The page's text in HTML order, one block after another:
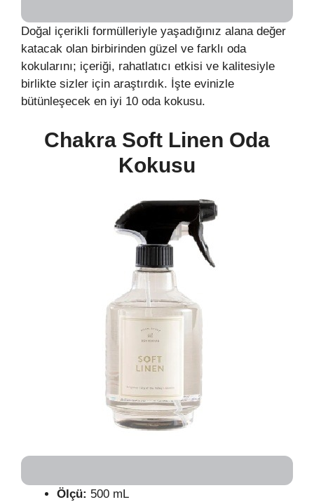
Doğal içerikli formülleriyle yaşadığınız alana değer
katacak olan birbirinden güzel ve farklı oda
kokularını; içeriği, rahatlatıcı etkisi ve kalitesiyle
birlikte sizler için araştırdık. İşte evinizle
bütünleşecek en iyi 10 oda kokusu.
Chakra Soft Linen Oda
Kokusu
Ölçü: 500 mL